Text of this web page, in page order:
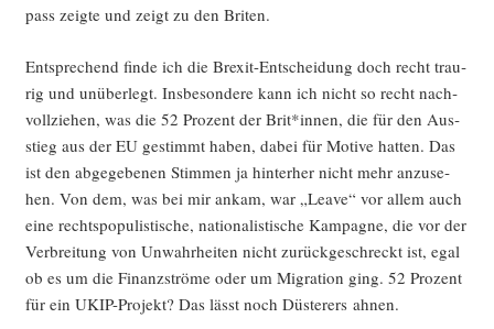
pass zeig­te und zeigt zu den Briten.
Ent­spre­chend fin­de ich die Brexit-Ent­schei­dung doch recht trau­
rig und unüber­legt. Ins­be­son­de­re kann ich nicht so recht nach­
voll­zie­hen, was die 52 Pro­zent der Brit*innen, die für den Aus­
stieg aus der EU gestimmt haben, dabei für Moti­ve hat­ten. Das
ist den abge­ge­be­nen Stim­men ja hin­ter­her nicht mehr anzu­se­
hen. Von dem, was bei mir ankam, war „Lea­ve“ vor allem auch
eine rechts­po­pu­lis­ti­sche, natio­na­lis­ti­sche Kam­pa­gne, die vor der
Ver­brei­tung von Unwahr­hei­ten nicht zurück­ge­schreckt ist, egal
ob es um die Finanz­strö­me oder um Migra­ti­on ging. 52 Pro­zent
für ein UKIP-Pro­jekt? Das lässt noch Düs­te­rers ahnen.